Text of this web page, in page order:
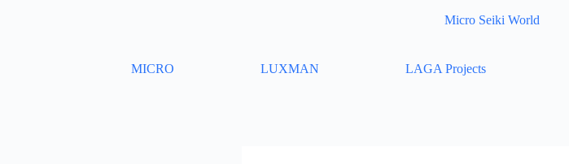
Micro Seiki World
MICRO LUXMAN LAGA Projects